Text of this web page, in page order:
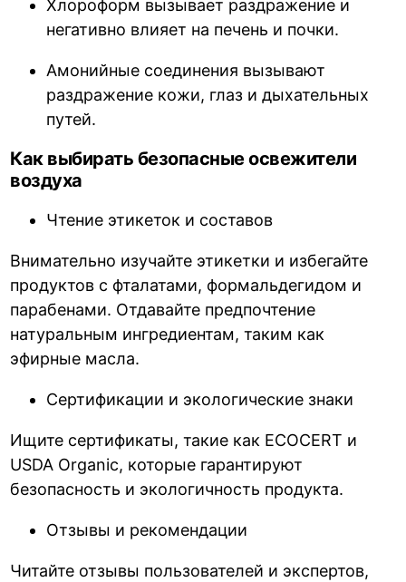
Хлороформ вызывает раздражение и
негативно влияет на печень и почки.
Амонийные соединения вызывают
раздражение кожи, глаз и дыхательных
путей.
Как выбирать безопасные освежители
воздуха
Чтение этикеток и составов
Внимательно изучайте этикетки и избегайте
продуктов с фталатами, формальдегидом и
парабенами. Отдавайте предпочтение
натуральным ингредиентам, таким как
эфирные масла.
Сертификации и экологические знаки
Ищите сертификаты, такие как ECOCERT и
USDA Organic, которые гарантируют
безопасность и экологичность продукта.
Отзывы и рекомендации
Читайте отзывы пользователей и экспертов,